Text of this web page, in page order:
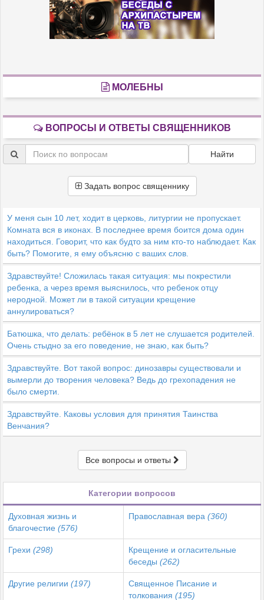
МОЛЕБНЫ
ВОПРОСЫ И ОТВЕТЫ СВЯЩЕННИКОВ
Найти
Задать вопрос священнику
У меня сын 10 лет, ходит в церковь, литургии не пропускает.
Комната вся в иконах. В последнее время боится дома один
находиться. Говорит, что как будто за ним кто-то наблюдает. Как
быть? Помогите, я ему объясню с ваших слов.
Здравствуйте! Сложилась такая ситуация: мы покрестили
ребенка, а через время выяснилось, что ребенок отцу
неродной. Может ли в такой ситуации крещение
аннулироваться?
Батюшка, что делать: ребёнок в 5 лет не слушается родителей.
Очень стыдно за его поведение, не знаю, как быть?
Здравствуйте. Вот такой вопрос: динозавры существовали и
вымерли до творения человека? Ведь до грехопадения не
было смерти.
Здравствуйте. Каковы условия для принятия Таинства
Венчания?
Все вопросы и ответы
Категории вопросов
Духовная жизнь и
благочестие (576)
Православная вера (360)
Грехи (298)
Крещение и огласительные
беседы (262)
Другие религии (197)
Священное Писание и
толкования (195)